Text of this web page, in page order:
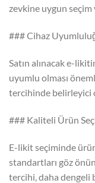
zevkine uygun seçim
### Cihaz
Satın alınacak e-
uyumlu olması
tercihinde belirleyici
### Kaliteli Ürün
E-likit seçiminde
standartları göz
tercihi, daha dengeli